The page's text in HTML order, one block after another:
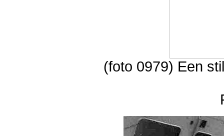
(foto 0979) Een